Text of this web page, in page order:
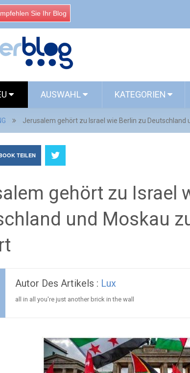
Sie Ihr Blog
AUSWAHL KATEGORIEN
Jerusalem gehört zu Israel wie Berlin zu Deutschland
TEILEN
gehört zu Israel
und Moskau
Autor Des Artikels : Lux
all in all you're just another brick in the wall